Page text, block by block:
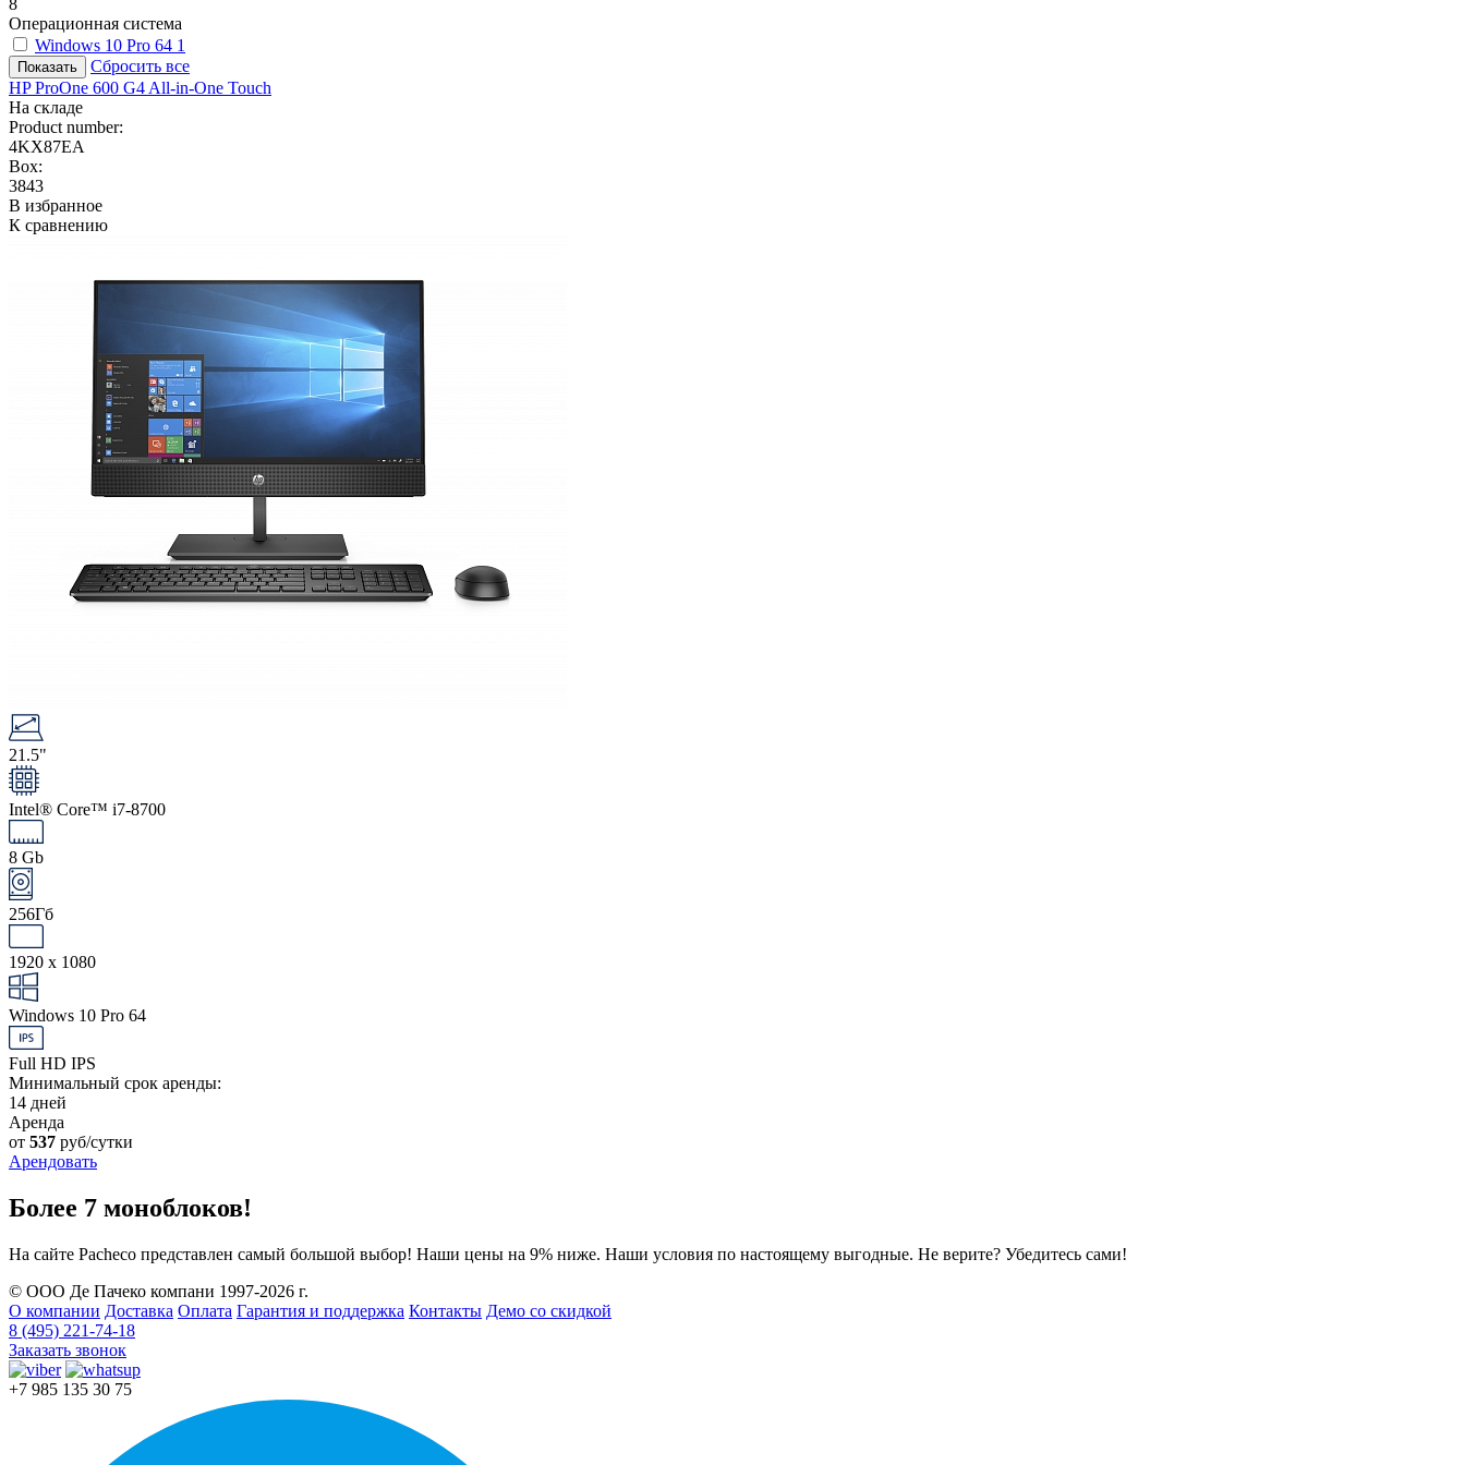
Операционная система
Windows 10 Pro 64 1
Сбросить все
HP ProOne 600 G4 All-in-One Touch
На складе
Product number:
4KX87EA
Box:
3843
В избранное
К сравнению
21.5"
Intel® Core™ i7-8700
8 Gb
256Гб
1920 x 1080
Windows 10 Pro 64
Full HD IPS
Минимальный срок аренды:
14 дней
Аренда
от 537 руб/сутки
Арендовать
Более 7 моноблоков!
На сайте Pacheco представлен самый большой выбор! Наши цены на 9% ниже. Наши условия по настоящему выгодные. Не верите? Убедитесь сами!
© ООО Де Пачеко компани 1997-2026 г.
О компании Доставка Оплата Гарантия и поддержка Контакты Демо со скидкой
8 (495) 221-74-18
Заказать звонок
+7 985 135 30 75